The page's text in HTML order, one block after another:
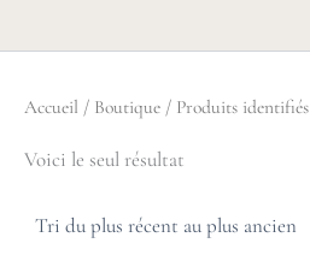
Accueil / Boutique / Produits
Voici le seul résultat